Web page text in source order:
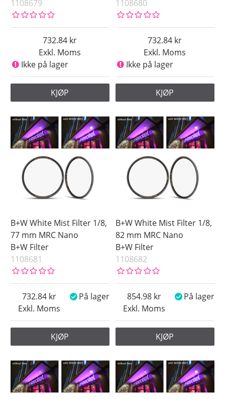
1108679
Exkl. Moms
732.84
Ikke på lager
KJØP
1108680
Exkl. Moms
732.84
Ikke på lager
KJØP
B+W White Mist Filter 1/8,
77 mm MRC Nano
B+W Filter
1108681
Exkl. Moms
732.84 På lager
KJØP
B+W White Mist Filter 1/8,
82 mm MRC Nano
B+W Filter
1108682
Exkl. Moms
854.98 På lager
KJØP